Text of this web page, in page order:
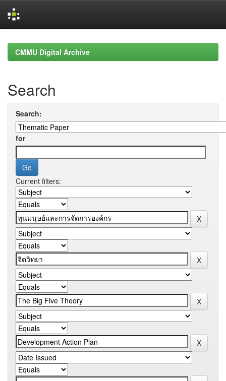
navigationCMMU Digital Archive
Search
Search:
for
Current filters: